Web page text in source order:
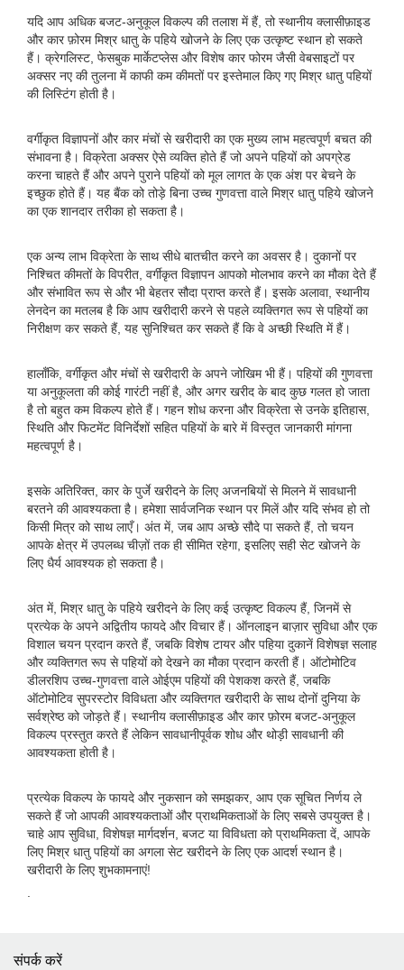
यदि आप अधिक बजट-अनुकूल विकल्प की तलाश में हैं, तो स्थानीय क्लासीफ़ाइड
और कार फ़ोरम मिश्र धातु के पहिये खोजने के लिए एक उत्कृष्ट स्थान हो सकते
हैं। क्रेगलिस्ट, फेसबुक मार्केटप्लेस और विशेष कार फोरम जैसी वेबसाइटों पर
अक्सर नए की तुलना में काफी कम कीमतों पर इस्तेमाल किए गए मिश्र धातु पहियों
की लिस्टिंग होती है।
वर्गीकृत विज्ञापनों और कार मंचों से खरीदारी का एक मुख्य लाभ महत्वपूर्ण बचत की
संभावना है। विक्रेता अक्सर ऐसे व्यक्ति होते हैं जो अपने पहियों को अपग्रेड
करना चाहते हैं और अपने पुराने पहियों को मूल लागत के एक अंश पर बेचने के
इच्छुक होते हैं। यह बैंक को तोड़े बिना उच्च गुणवत्ता वाले मिश्र धातु पहिये खोजने
का एक शानदार तरीका हो सकता है।
एक अन्य लाभ विक्रेता के साथ सीधे बातचीत करने का अवसर है। दुकानों पर
निश्चित कीमतों के विपरीत, वर्गीकृत विज्ञापन आपको मोलभाव करने का मौका देते हैं
और संभावित रूप से और भी बेहतर सौदा प्राप्त करते हैं। इसके अलावा, स्थानीय
लेनदेन का मतलब है कि आप खरीदारी करने से पहले व्यक्तिगत रूप से पहियों का
निरीक्षण कर सकते हैं, यह सुनिश्चित कर सकते हैं कि वे अच्छी स्थिति में हैं।
हालाँकि, वर्गीकृत और मंचों से खरीदारी के अपने जोखिम भी हैं। पहियों की गुणवत्ता
या अनुकूलता की कोई गारंटी नहीं है, और अगर खरीद के बाद कुछ गलत हो जाता
है तो बहुत कम विकल्प होते हैं। गहन शोध करना और विक्रेता से उनके इतिहास,
स्थिति और फिटमेंट विनिर्देशों सहित पहियों के बारे में विस्तृत जानकारी मांगना
महत्वपूर्ण है।
इसके अतिरिक्त, कार के पुर्जे खरीदने के लिए अजनबियों से मिलने में सावधानी
बरतने की आवश्यकता है। हमेशा सार्वजनिक स्थान पर मिलें और यदि संभव हो तो
किसी मित्र को साथ लाएँ। अंत में, जब आप अच्छे सौदे पा सकते हैं, तो चयन
आपके क्षेत्र में उपलब्ध चीज़ों तक ही सीमित रहेगा, इसलिए सही सेट खोजने के
लिए धैर्य आवश्यक हो सकता है।
अंत में, मिश्र धातु के पहिये खरीदने के लिए कई उत्कृष्ट विकल्प हैं, जिनमें से
प्रत्येक के अपने अद्वितीय फायदे और विचार हैं। ऑनलाइन बाज़ार सुविधा और एक
विशाल चयन प्रदान करते हैं, जबकि विशेष टायर और पहिया दुकानें विशेषज्ञ सलाह
और व्यक्तिगत रूप से पहियों को देखने का मौका प्रदान करती हैं। ऑटोमोटिव
डीलरशिप उच्च-गुणवत्ता वाले ओईएम पहियों की पेशकश करते हैं, जबकि
ऑटोमोटिव सुपरस्टोर विविधता और व्यक्तिगत खरीदारी के साथ दोनों दुनिया के
सर्वश्रेष्ठ को जोड़ते हैं। स्थानीय क्लासीफ़ाइड और कार फ़ोरम बजट-अनुकूल
विकल्प प्रस्तुत करते हैं लेकिन सावधानीपूर्वक शोध और थोड़ी सावधानी की
आवश्यकता होती है।
प्रत्येक विकल्प के फायदे और नुकसान को समझकर, आप एक सूचित निर्णय ले
सकते हैं जो आपकी आवश्यकताओं और प्राथमिकताओं के लिए सबसे उपयुक्त है।
चाहे आप सुविधा, विशेषज्ञ मार्गदर्शन, बजट या विविधता को प्राथमिकता दें, आपके
लिए मिश्र धातु पहियों का अगला सेट खरीदने के लिए एक आदर्श स्थान है।
खरीदारी के लिए शुभकामनाएं!
संपर्क करें